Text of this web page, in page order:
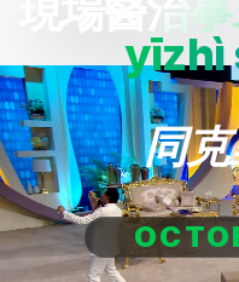
現場醫治
yīzhì
同